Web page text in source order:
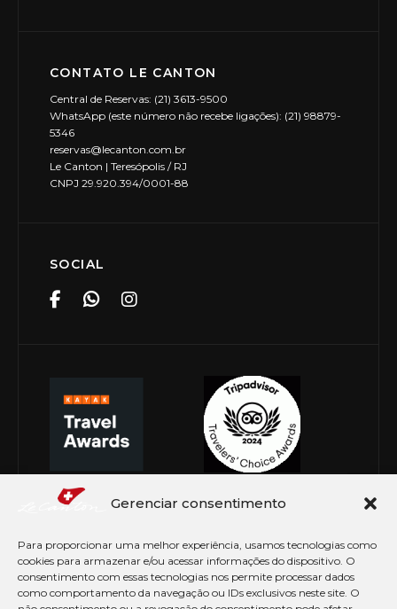
Gerenciar consentimento
Para proporcionar uma melhor experiência, usamos tecnologias como
cookies para armazenar e/ou acessar informações do dispositivo. O
consentimento com essas tecnologias nos permite processar dados
como comportamento da navegação ou IDs exclusivos neste site. O
CONTATO LE CANTON
Central de Reservas: (21) 3613-9500
WhatsApp (este número não recebe ligações): (21) 98879-
5346
reservas@lecanton.com.br
Le Canton | Teresópolis / RJ
CNPJ 29.920.394/0001-88
SOCIAL